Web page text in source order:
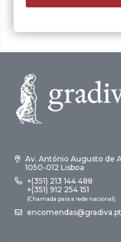
Av. António Augusto de
1050-012 Lisboa
+(351) 213 144 488
+(351) 912 254 151
(Chamada para a rede nacional)
encomendas@gradiva.pt